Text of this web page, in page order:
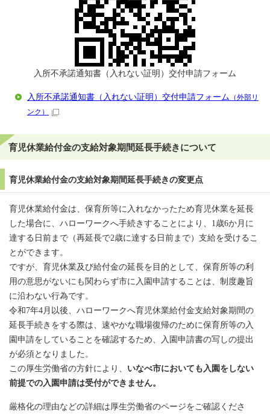
入所不承諾通知書（入れない証明）交付申請フォーム
入所不承諾通知書（入れない証明）交付申請フォーム （外部リ
ンク）
育児休業給付金の支給対象期間延長手続きについて
育児休業給付金の支給対象期間延長手続きの変更点
育児休業給付金は、保育所等に入れなかったため育児休業を延長
した場合に、ハローワークへ手続きすることにより、1歳6か月に
達する日前まで（再延長で2歳に達する日前まで）支給を受けるこ
とができます。
ですが、育児休業及び給付金の延長を目的として、保育所等の利
用の意思がないにも関わらず市に入園申請することは、制度趣旨
に沿わない行為です。
令和7年4月以後、ハローワークへ育児休業給付金支給対象期間の
延長手続きをする際は、速やかな職場復帰のために保育所等の入
園申請をしていることを確認するため、入園申請書の写しの提出
が必須となりました。
この厚生労働省の方針により、 いなべ市においても入園をしない
前提での入園申請は受付ができません。
厳格化の理由などの詳細は厚生労働省のページをご確認くださ